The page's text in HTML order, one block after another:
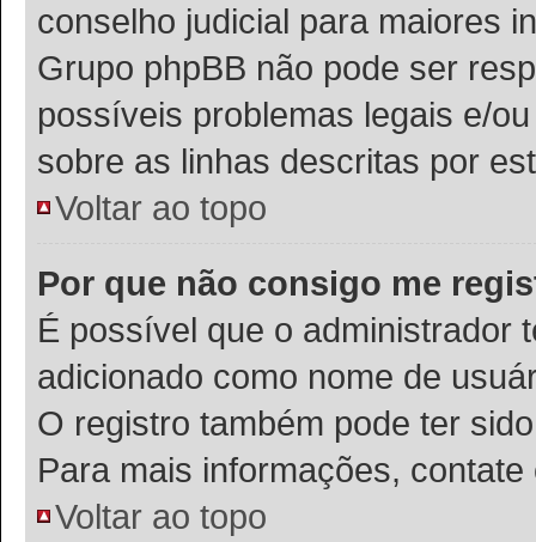
conselho judicial para maiores
Grupo phpBB não pode ser
possíveis problemas legais e/
sobre as linhas descritas por
Voltar ao topo
Por que não consigo me
É possível que o administrador
adicionado como nome de
O registro também pode ter
Para mais informações,
Voltar ao topo